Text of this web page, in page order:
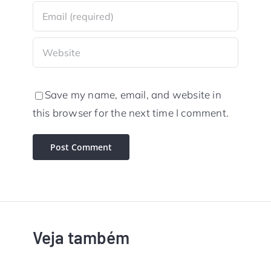
Save my name, email, and website in
this browser for the next time I comment.
Veja também